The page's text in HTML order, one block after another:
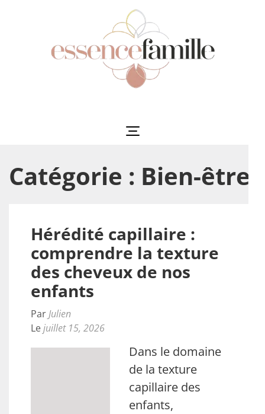
Catégorie : Bien-être
Hérédité capillaire :
comprendre la texture
des cheveux de nos
enfants
ParJulien
Lejuillet 15, 2026
Dans le domaine
de la texture
capillaire des
enfants,